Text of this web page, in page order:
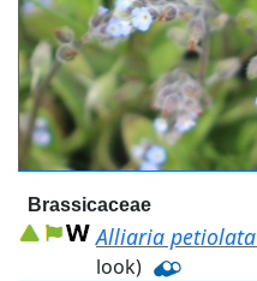
Brassicaceae
Alliaria petiolata
look)